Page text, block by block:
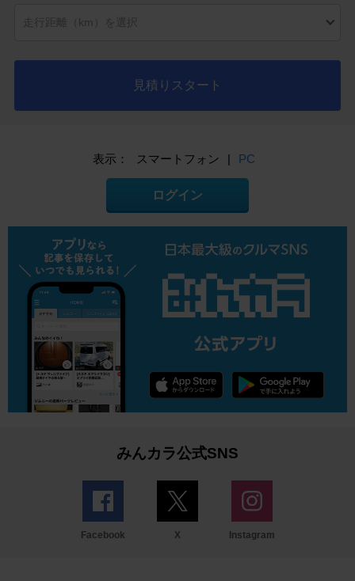
見積りスタート
表示： スマートフォン | PC
ログイン
みんカラ公式SNS
Facebook X Instagram